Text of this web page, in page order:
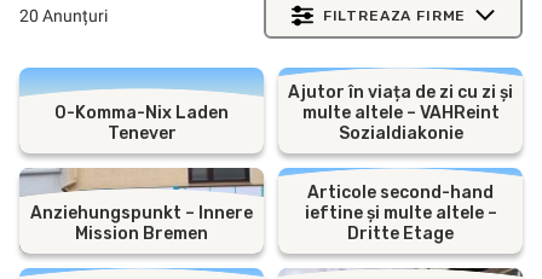
20 Anunțuri FILTREAZA FIRME
0-Komma-Nix Laden
Tenever
Ajutor în viața de zi cu zi și
multe altele – VAHReint
Sozialdiakonie
Anziehungspunkt – Innere
Mission Bremen
Articole second-hand
ieftine și multe altele –
Dritte Etage